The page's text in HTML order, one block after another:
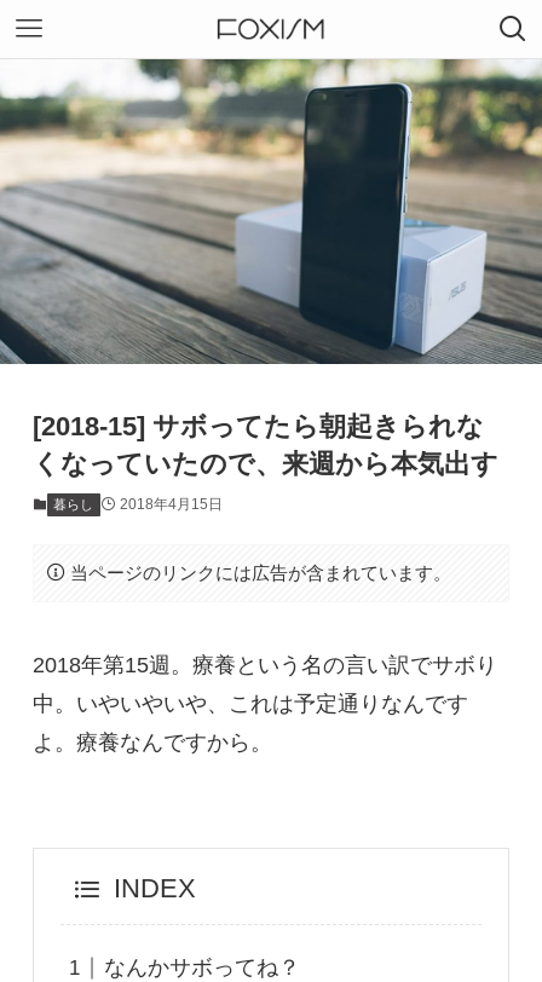
[2018-15] サボってたら朝起きられな
くなっていたので、来週から本気出す
暮らし 2018年4月15日
当ページのリンクには広告が含まれています。
2018年第15週。療養という名の言い訳でサボり
中。いやいやいや、これは予定通りなんです
よ。療養なんですから。
INDEX
なんかサボってね？